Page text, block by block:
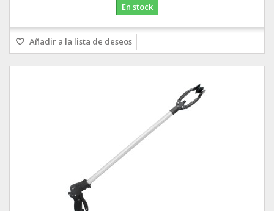
En stock
Añadir a la lista de deseos